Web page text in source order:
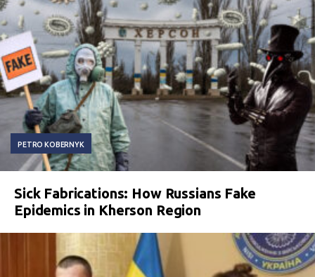
PETRO KOBERNYK
Sick Fabrications: How Russians Fake
Epidemics in Kherson Region